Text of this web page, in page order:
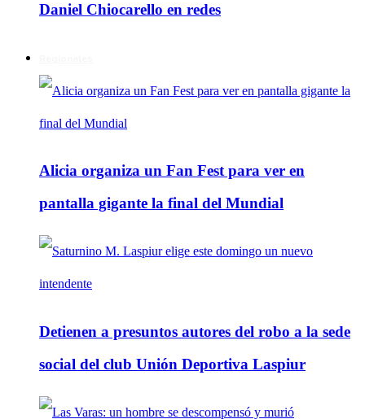
Daniel Chiocarello en redes
Alicia organiza un Fan Fest para ver en
pantalla gigante la final del Mundial
Detienen a presuntos autores del robo a la sede
social del club Unión Deportiva Laspiur